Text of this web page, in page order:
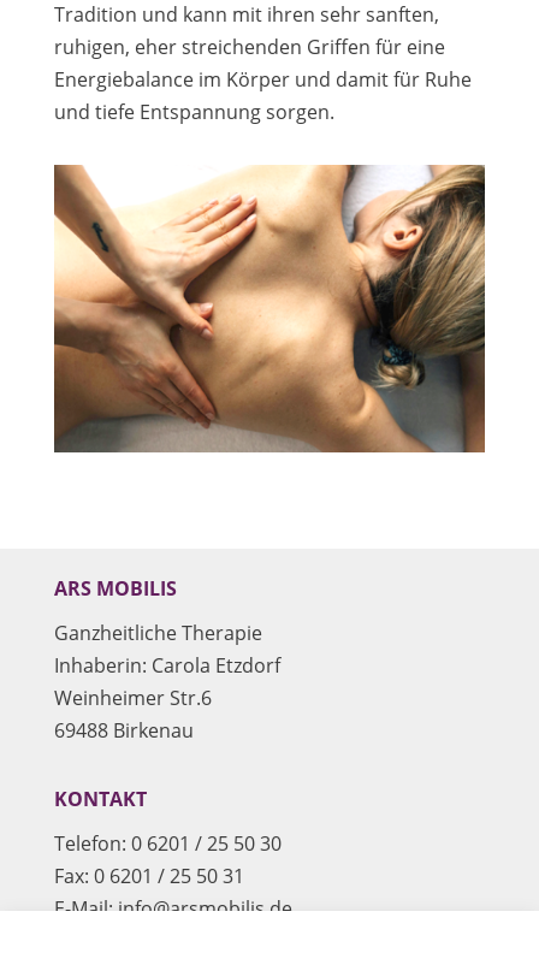
Tradition und kann mit ihren sehr sanften,
ruhigen, eher streichenden Griffen für eine
Energiebalance im Körper und damit für Ruhe
und tiefe Entspannung sorgen.
ARS MOBILIS
Ganzheitliche Therapie
Inhaberin: Carola Etzdorf
Weinheimer Str.6
69488 Birkenau
KONTAKT
Telefon: 0 6201 / 25 50 30
Fax: 0 6201 / 25 50 31
E-Mail: info@arsmobilis.de